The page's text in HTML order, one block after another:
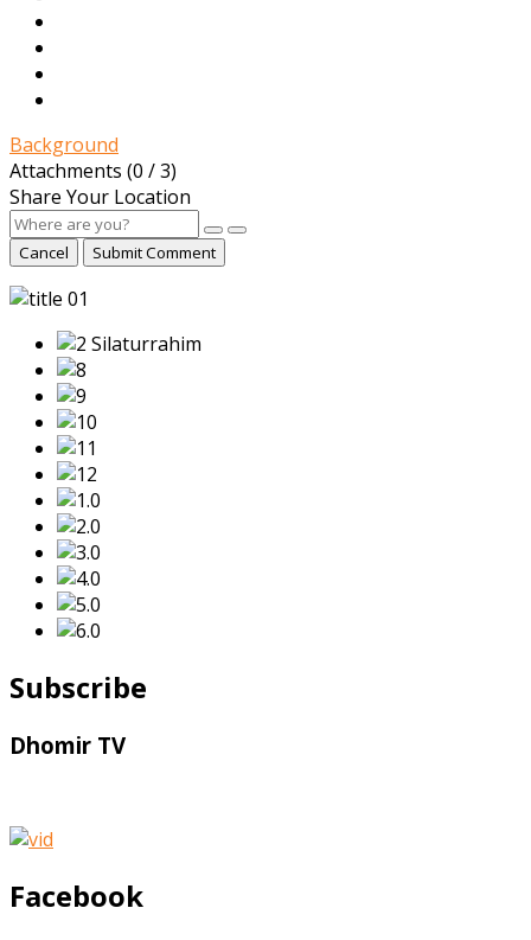
Background
Attachments (0 / 3)
Share Your Location
Cancel Submit Comment
Subscribe
Dhomir TV
Facebook